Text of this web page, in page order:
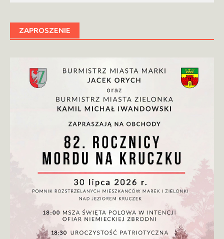
ZAPROSZENIE